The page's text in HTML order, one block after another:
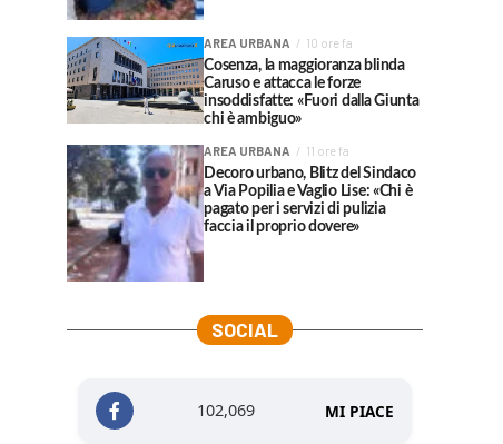
AREA URBANA 10 ore fa
Cosenza, la maggioranza blinda
Caruso e attacca le forze
insoddisfatte: «Fuori dalla Giunta
chi è ambiguo»
AREA URBANA 11 ore fa
Decoro urbano, Blitz del Sindaco
a Via Popilia e Vaglio Lise: «Chi è
pagato per i servizi di pulizia
faccia il proprio dovere»
SOCIAL
102,069 MI PIACE